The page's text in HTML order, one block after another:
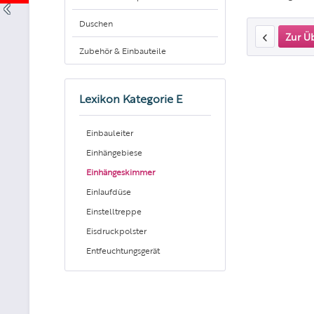
Duschen
Zubehör & Einbauteile
Lexikon Kategorie E
Einbauleiter
Einhängebiese
Einhängeskimmer
Einlaufdüse
Einstelltreppe
Eisdruckpolster
Entfeuchtungsgerät
Zur